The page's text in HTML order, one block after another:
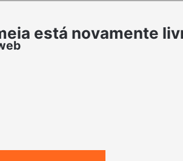
está novamente